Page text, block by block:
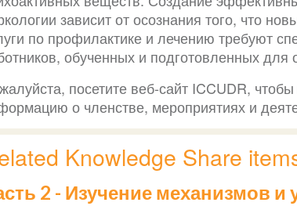
зависит от осознания того, что
по профилактике и лечению требуют
обученных и подготовленных для
посетите веб-сайт ICCUDR,
о членстве, мероприятиях и
Knowledge Share
2 - Изучение механизмов и